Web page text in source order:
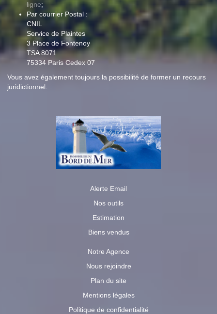
ligne;
Par courrier Postal :
CNIL
Service de Plaintes
3 Place de Fontenoy
TSA 8071
75334 Paris Cedex 07
Vous avez également toujours la possibilité de former un recours
juridictionnel.
Alerte Email
Nos outils
Estimation
Biens vendus
Notre Agence
Nous rejoindre
Plan du site
Mentions légales
Politique de confidentialité